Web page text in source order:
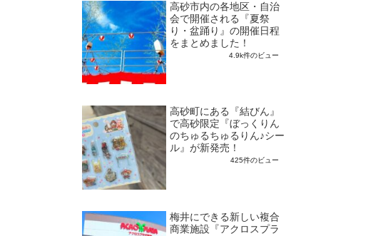
高砂市内の各地区・自治
会で開催される『夏祭
り・盆踊り』の開催日程
をまとめました！
4.9k件のビュー
高砂町にある『結びん』
で高砂限定『ぼっくりん
のちゅるちゅるりん♪シー
ル』が新発売！
425件のビュー
梅井にできる新しい複合
商業施設『アクロスプラ